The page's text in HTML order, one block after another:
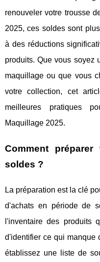
renouveler votre trousse
2025, ces soldes sont
à des réductions
produits. Que vous soyez
maquillage ou que vous
votre collection, cet
meilleures pratiques
Maquillage 2025.
Comment
soldes ?
La préparation est la clé
d'achats en période de
l'inventaire des produits
d'identifier ce qui manque
établissez une liste de